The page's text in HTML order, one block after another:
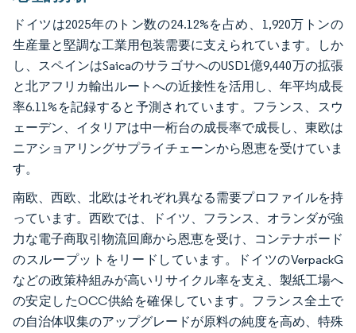
ドイツは2025年のトン数の24.12%を占め、1,920万トンの
生産量と堅調な工業用包装需要に支えられています。しか
し、スペインはSaicaのサラゴサへのUSD1億9,440万の拡張
と北アフリカ輸出ルートへの近接性を活用し、年平均成長
率6.11%を記録すると予測されています。フランス、スウ
ェーデン、イタリアは中一桁台の成長率で成長し、東欧は
ニアショアリングサプライチェーンから恩恵を受けていま
す。
南欧、西欧、北欧はそれぞれ異なる需要プロファイルを持
っています。西欧では、ドイツ、フランス、オランダが強
力な電子商取引物流回廊から恩恵を受け、コンテナボード
のスループットをリードしています。ドイツのVerpackG
などの政策枠組みが高いリサイクル率を支え、製紙工場へ
の安定したOCC供給を確保しています。フランス全土で
の自治体収集のアップグレードが原料の純度を高め、特殊